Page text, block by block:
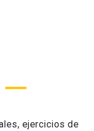
ejercicios de